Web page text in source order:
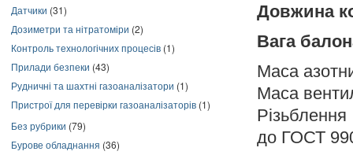
Датчики (31)
Дозиметри та нітратоміри (2)
Контроль технологічних процесів (1)
Прилади безпеки (43)
Рудничні та шахтні газоаналізатори (1)
Пристрої для перевірки газоаналізаторів (1)
Без рубрики (79)
Бурове обладнання (36)
Довжина
Вага
Маса
Маса
до ГОСТ